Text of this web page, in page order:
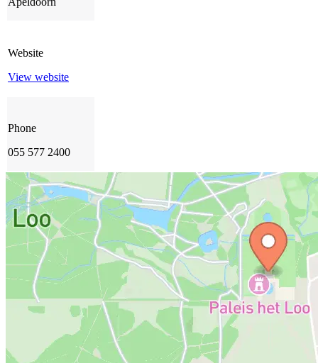
Website
View website
Phone
055 577 2400